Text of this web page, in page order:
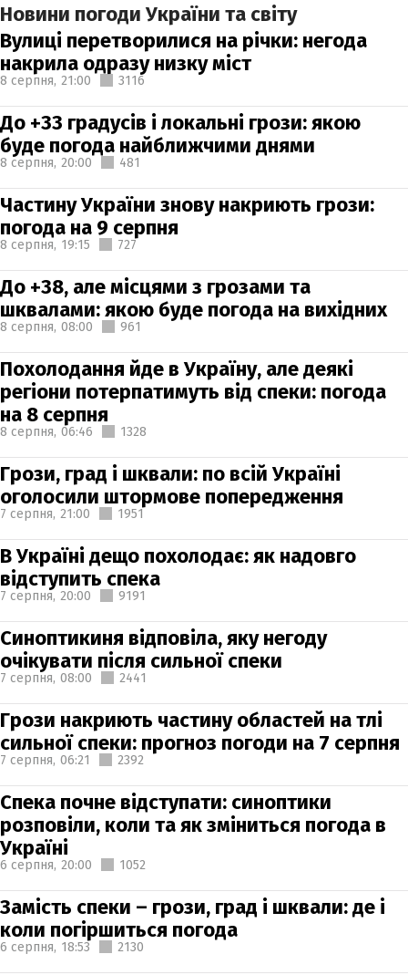
Новини погоди України та світу
Вулиці перетворилися на річки: негода
накрила одразу низку міст
8 серпня, 21:00 3116
До +33 градусів і локальні грози: якою
буде погода найближчими днями
8 серпня, 20:00 481
Частину України знову накриють грози:
погода на 9 серпня
8 серпня, 19:15 727
До +38, але місцями з грозами та
шквалами: якою буде погода на вихідних
8 серпня, 08:00 961
Похолодання йде в Україну, але деякі
регіони потерпатимуть від спеки: погода
на 8 серпня
8 серпня, 06:46 1328
Грози, град і шквали: по всій Україні
оголосили штормове попередження
7 серпня, 21:00 1951
В Україні дещо похолодає: як надовго
відступить спека
7 серпня, 20:00 9191
Синоптикиня відповіла, яку негоду
очікувати після сильної спеки
7 серпня, 08:00 2441
Грози накриють частину областей на тлі
сильної спеки: прогноз погоди на 7 серпня
7 серпня, 06:21 2392
Спека почне відступати: синоптики
розповіли, коли та як зміниться погода в
Україні
6 серпня, 20:00 1052
Замість спеки – грози, град і шквали: де і
коли погіршиться погода
6 серпня, 18:53 2130